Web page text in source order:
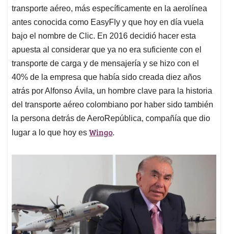
transporte aéreo, más específicamente en la aerolínea
antes conocida como EasyFly y que hoy en día vuela
bajo el nombre de Clic. En 2016 decidió hacer esta
apuesta al considerar que ya no era suficiente con el
transporte de carga y de mensajería y se hizo con el
40% de la empresa que había sido creada diez años
atrás por Alfonso Ávila, un hombre clave para la historia
del transporte aéreo colombiano por haber sido también
la persona detrás de AeroRepública, compañía que dio
lugar a lo que hoy es Wingo.